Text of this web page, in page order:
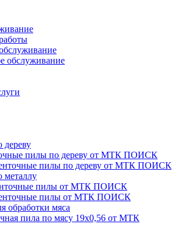
обслуживание
пилы по дереву от МТК ПОИСК
пилы по дереву от МТК ПОИСК
металлу
пилы от МТК ПОИСК
пилы от МТК ПОИСК
обработки мяса
пила по мясу 19х0,56 от МТК